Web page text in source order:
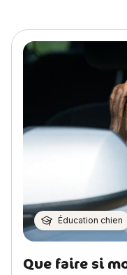
Éducation chien
Que faire si